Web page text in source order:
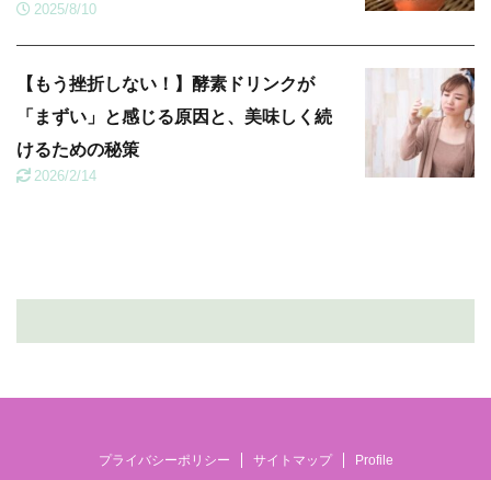
2025/8/10
【もう挫折しない！】酵素ドリンクが
「まずい」と感じる原因と、美味しく続
けるための秘策
2026/2/14
プライバシーポリシー サイトマップ Profile